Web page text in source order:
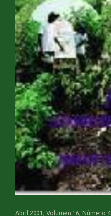
Abril 2001, Volumen 16, Número 4